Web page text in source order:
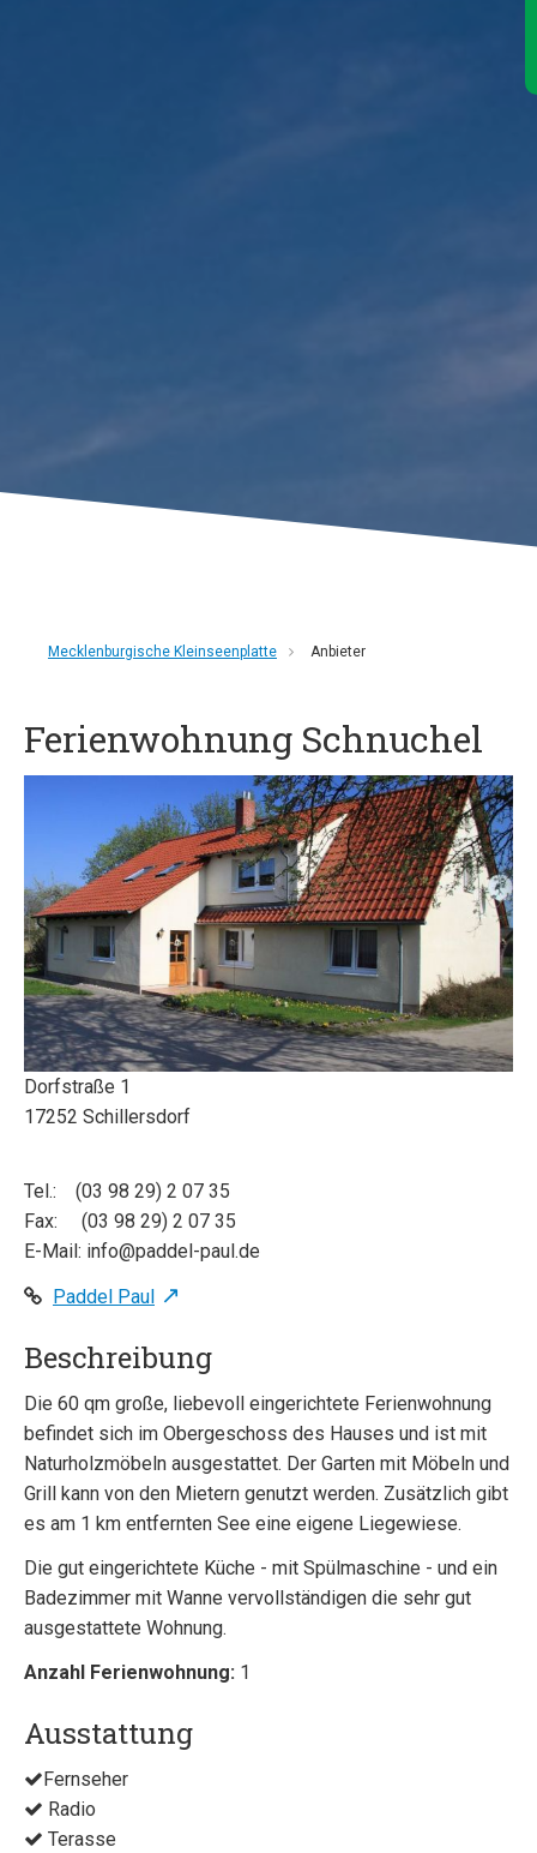
Mecklenburgische Kleinseenplatte Anbieter
Ferienwohnung Schnuchel
Dorfstraße 1
17252 Schillersdorf
Tel.: (03 98 29) 2 07 35
Fax: (03 98 29) 2 07 35
E-Mail: info@paddel-paul.de
Paddel Paul
Beschreibung
Die 60 qm große, liebevoll eingerichtete Ferienwohnung
befindet sich im Obergeschoss des Hauses und ist mit
Naturholzmöbeln ausgestattet. Der Garten mit Möbeln und
Grill kann von den Mietern genutzt werden. Zusätzlich gibt
es am 1 km entfernten See eine eigene Liegewiese.
Die gut eingerichtete Küche - mit Spülmaschine - und ein
Badezimmer mit Wanne vervollständigen die sehr gut
ausgestattete Wohnung.
Anzahl Ferienwohnung: 1
Ausstattung
Fernseher
Radio
Terasse